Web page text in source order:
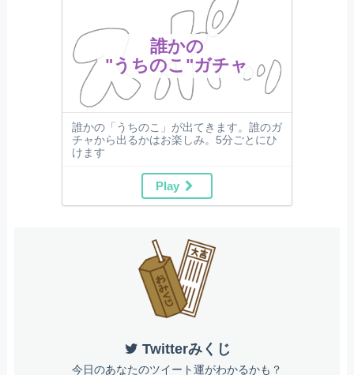
誰かの
"うちのこ"ガチャ
誰かの「うちのこ」が出てきます。誰のガ
チャから出るかはお楽しみ。5分ごとにひ
けます
Play
Twitterみくじ
今日のあなたのツイート運がわかるかも？